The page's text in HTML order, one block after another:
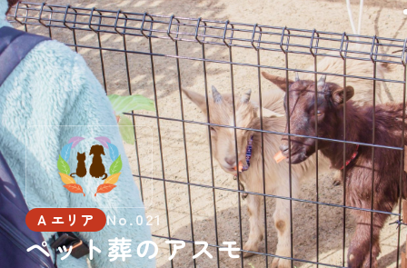
A エリア No.021
ペット葬のアスモ